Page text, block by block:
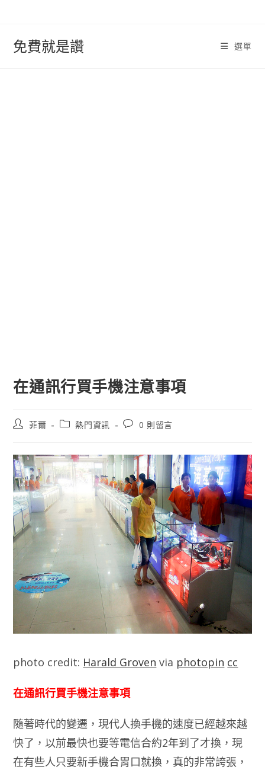
免費就是讚 選單
在通訊行買手機注意事項
文
者:
菲爾
文
別:
熱門資訊
文
論：
0 則留言
photo credit: Harald Groven via photopin cc
在通訊行買手機注意事項
隨著時代的變遷，現代人換手機的速度已經越來越
快了，以前最快也要等電信合約2年到了才換，現
在有些人只要新手機合胃口就換，真的非常誇張，